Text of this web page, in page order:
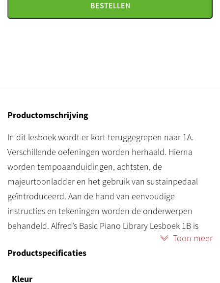
BESTELLEN
Productomschrijving
In dit lesboek wordt er kort teruggegrepen naar 1A.
Verschillende oefeningen worden herhaald. Hierna
worden tempoaanduidingen, achtsten, de
majeurtoonladder en het gebruik van sustainpedaal
geïntroduceerd. Aan de hand van eenvoudige
instructies en tekeningen worden de onderwerpen
behandeld. Alfred’s Basic Piano Library Lesboek 1B is
een toegankelijke methode waarbij er stap voor stap
meer theorie wordt geïntroduceerd aan de hand van
Toon meer
Productspecificaties
Kleur